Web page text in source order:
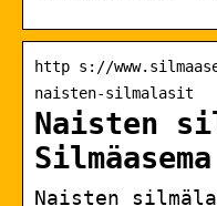
http s://
naisten-silmalasit
Naisten
Silmäasema
Naisten